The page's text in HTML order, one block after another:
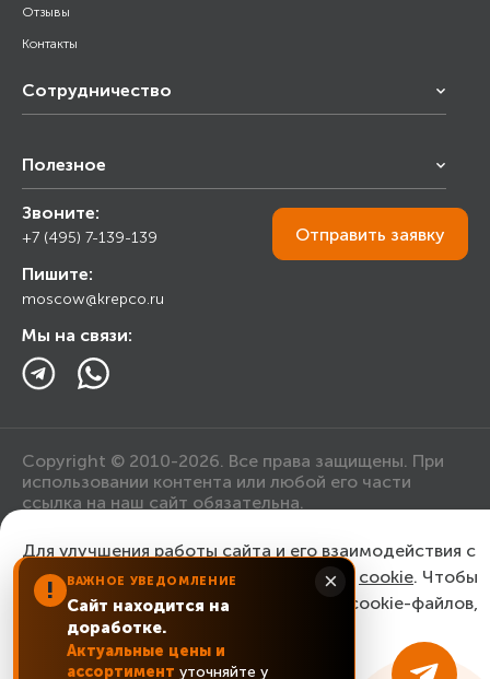
Отзывы
Контакты
Сотрудничество
Снабжение строительства
Торговым организациям
Полезное
Калькулятор
Прайс лист
Ответы на вопросы
Блог
Звоните:
+7 (495) 7-139-139
Пишите:
moscow@krepco.ru
Мы на связи:
Отправить заявку
Copyright © 2010-2026. Все права защищены. При
использовании контента или любой его части
ссылка на наш сайт обязательна.
Политика конфиденциальности
Согласие на обработку персональных данных
! ВАЖНОЕ УВЕДОМЛЕНИЕ
Сайт находится на
доработке.
Актуальные цены и
ассортимент уточняйте у
×
Для улучшения работы сайта и его взаимодействия с
пользователями мы используем файлы cookie. Чтобы
согласиться с нашим использованием cookie-файлов,
нажмите “Ок, понятно!”